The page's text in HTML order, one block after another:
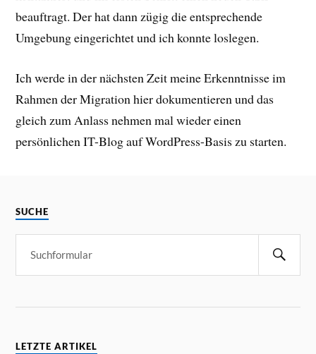
beauftragt. Der hat dann zügig die entsprechende
Umgebung eingerichtet und ich konnte loslegen.
Ich werde in der nächsten Zeit meine Erkenntnisse im
Rahmen der Migration hier dokumentieren und das
gleich zum Anlass nehmen mal wieder einen
persönlichen IT-Blog auf WordPress-Basis zu starten.
SUCHE
LETZTE ARTIKEL